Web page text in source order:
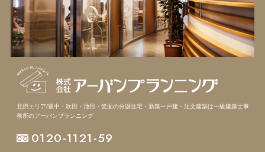
北摂エリア/豊中・吹田・池田・箕面の分譲住宅・新築一戸建・注文建築は一級建築士事
務所のアーバンプランニング
0120-1121-59